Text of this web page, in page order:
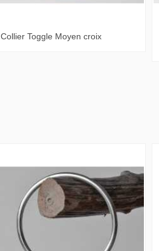
Collier Toggle Moyen croix